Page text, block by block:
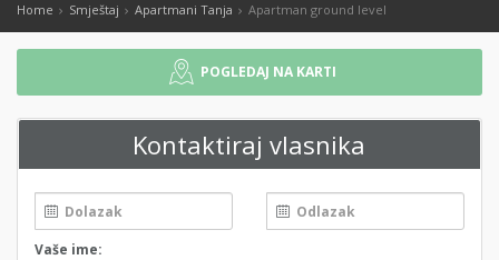
Home Smještaj Apartmani Tanja Apartman ground level
POGLEDAJ NA KARTI
Kontaktiraj vlasnika
Vaše ime: